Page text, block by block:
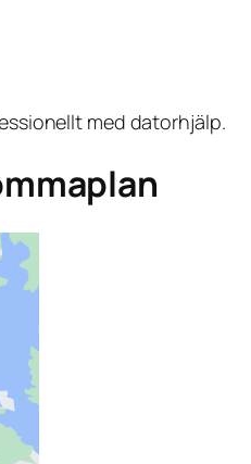
med datorhjälp.